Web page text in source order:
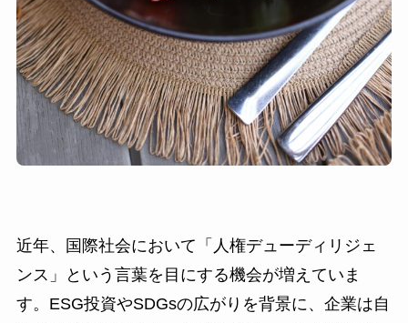
近年、国際社会において「人権デューディリジェ
ンス」という言葉を目にする機会が増えていま
す。ESG投資やSDGsの広がりを背景に、企業は自